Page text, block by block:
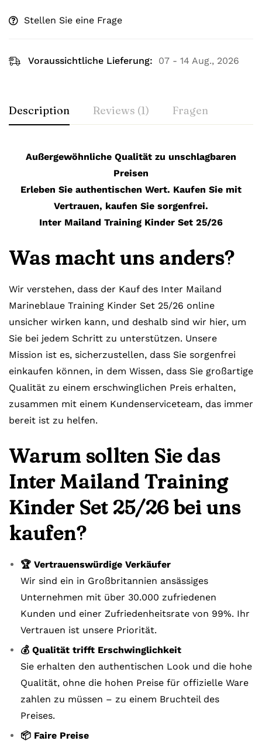
Stellen Sie eine Frage
Voraussichtliche Lieferung: 07 - 14 Aug., 2026
Description Reviews (1) Fragen
Außergewöhnliche Qualität zu unschlagbaren
Preisen
Erleben Sie authentischen Wert. Kaufen Sie mit
Vertrauen, kaufen Sie sorgenfrei.
Inter Mailand Training Kinder Set 25/26
Was macht uns anders?
Wir verstehen, dass der Kauf des Inter Mailand
Marineblaue Training Kinder Set 25/26 online
unsicher wirken kann, und deshalb sind wir hier, um
Sie bei jedem Schritt zu unterstützen. Unsere
Mission ist es, sicherzustellen, dass Sie sorgenfrei
einkaufen können, in dem Wissen, dass Sie großartige
Qualität zu einem erschwinglichen Preis erhalten,
zusammen mit einem Kundenserviceteam, das immer
bereit ist zu helfen.
Warum sollten Sie das
Inter Mailand Training
Kinder Set 25/26 bei uns
kaufen?
🏆 Vertrauenswürdige Verkäufer
Wir sind ein in Großbritannien ansässiges
Unternehmen mit über 30.000 zufriedenen
Kunden und einer Zufriedenheitsrate von 99%. Ihr
Vertrauen ist unsere Priorität.
💰 Qualität trifft Erschwinglichkeit
Sie erhalten den authentischen Look und die hohe
Qualität, ohne die hohen Preise für offizielle Ware
zahlen zu müssen – zu einem Bruchteil des
Preises.
📦 Faire Preise